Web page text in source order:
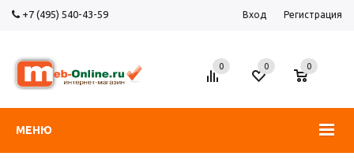
+7 (495) 540-43-59 Вход Регистрация
МЕНЮ
0 0
0